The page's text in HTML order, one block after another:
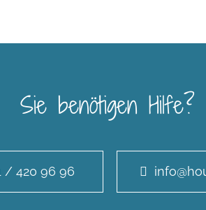
Sie benötigen Hilfe?
/ 420 96 96